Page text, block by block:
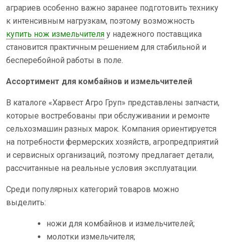
аграриев особенно важно заранее подготовить технику
к интенсивным нагрузкам, поэтому возможность
купить нож измельчителя у надежного поставщика
становится практичным решением для стабильной и
бесперебойной работы в поле.
Ассортимент для комбайнов и измельчителей
В каталоге «Харвест Агро Груп» представлены запчасти,
которые востребованы при обслуживании и ремонте
сельхозмашин разных марок. Компания ориентируется
на потребности фермерских хозяйств, агропредприятий
и сервисных организаций, поэтому предлагает детали,
рассчитанные на реальные условия эксплуатации.
Среди популярных категорий товаров можно
выделить:
ножи для комбайнов и измельчителей;
молотки измельчителя;